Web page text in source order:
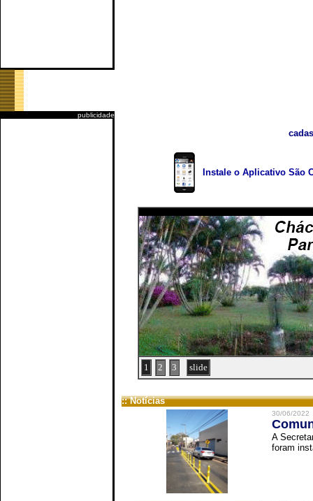
publicidade
Instale o Aplicativo São
1 2 3 slide
:: Notícias
30/06/2022
A
foram